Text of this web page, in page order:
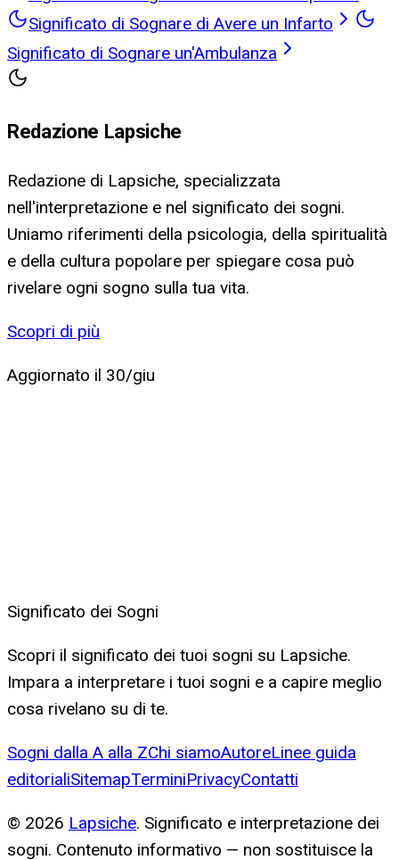
Significato di Sognare di Avere un Infarto
Significato di Sognare un'Ambulanza
Redazione Lapsiche
Redazione di Lapsiche, specializzata
nell'interpretazione e nel significato dei sogni.
Uniamo riferimenti della psicologia, della spiritualità
e della cultura popolare per spiegare cosa può
rivelare ogni sogno sulla tua vita.
Scopri di più
Aggiornato il 30/giu
Significato dei Sogni
Scopri il significato dei tuoi sogni su Lapsiche.
Impara a interpretare i tuoi sogni e a capire meglio
cosa rivelano su di te.
Sogni dalla A alla ZChi siamoAutoreLinee guida
editorialiSitemapTerminiPrivacyContatti
© 2026 Lapsiche. Significato e interpretazione dei
sogni. Contenuto informativo — non sostituisce la